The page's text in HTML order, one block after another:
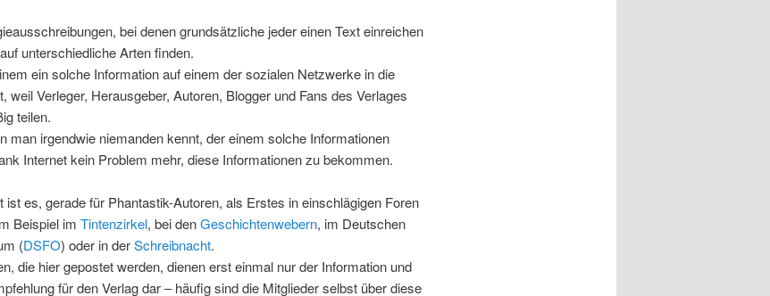
bei denen grundsätzliche jeder einen Text einreichen
unterschiedliche Arten finden.
ein solche Information auf einem der sozialen Netzwerke in die
weil Verleger, Herausgeber, Autoren, Blogger und Fans des Verlages
teilen.
man irgendwie niemanden kennt, der einem solche Informationen
Internet kein Problem mehr, diese Informationen zu bekommen.
ist es, gerade für Phantastik-Autoren, als Erstes in einschlägigen Foren
Beispiel im Tintenzirkel, bei denGeschichtenwebern, im Deutschen
(DSFO) oder in derSchreibnacht.
die hier gepostet werden, dienen erst einmal nur der Information und
für den Verlag dar – häufig sind die Mitglieder selbst über diese